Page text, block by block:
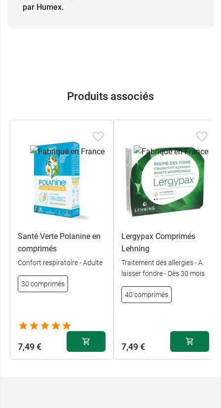
par Humex.
Produits associés
Santé Verte Polanine en
comprimés
Confort respiratoire - Adulte
30 comprimés
7,49 €
Lergypax Comprimés
Lehning
Traitement des allergies - A
laisser fondre - Dès 30 mois
40 comprimés
7,49 €